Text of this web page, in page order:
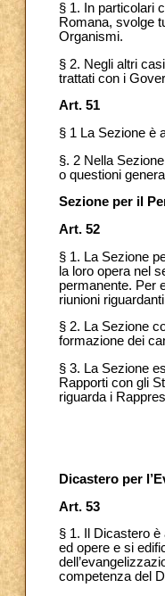
§ 1.
In particolari
Romana, svolge
Organismi.
§ 2. Negli altri
trattati con i
Art. 51
§ 1 La Sezione è
§. 2 Nella
o questioni
Sezione per il
Art. 52
§ 1. La Sezione
la loro opera nel
permanente. Per
riunioni
§ 2. La Sezione
formazione dei
§ 3. La Sezione
Rapporti con gli
riguarda i
Dicastero per
Art. 53
§ 1. Il Dicastero è
ed opere e si
competenza del